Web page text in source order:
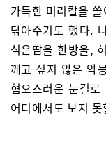
가득한 머리칼을
닦아주기도 했다.
식은땀을 한방울,
깨고 싶지 않은 악
혐오스러운 눈길
어디에서도 보지